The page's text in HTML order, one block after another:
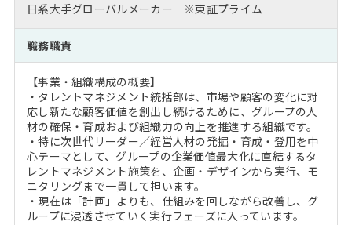
MBA留学生数の推移
インターン受入企業一覧
MBAを生かす求人特集
年齢と年収の相関図
注目企業インタビュー
Career Talk Live
MBA NETWORKING
ニュースリリース
日系大手グローバルメーカー ※東証プライム
職務職責
【事業・組織構成の概要】
・タレントマネジメント統括部は、市場や顧客の変化に対
応し新たな顧客価値を創出し続けるために、グループの人
材の確保・育成および組織力の向上を推進する組織です。
・特に次世代リーダー／経営人材の発掘・育成・登用を中
心テーマとして、グループの企業価値最大化に直結するタ
レントマネジメント施策を、企画・デザインから実行、モ
ニタリングまで一貫して担います。
・現在は「計画」よりも、仕組みを回しながら改善し、グ
ループに浸透させていく実行フェーズに入っています。